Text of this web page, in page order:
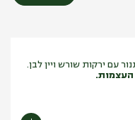
עם ירקות שורש ויין לבן.
העצמות.